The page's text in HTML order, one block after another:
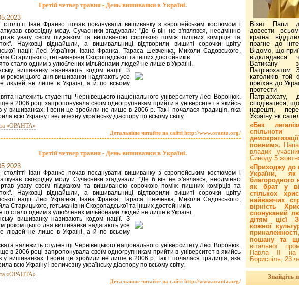
Третій четвер травня - День вишиванки в Україні.
Іван Франко почав поєднувати вишиванку з європейським костюмом і
своєрідну моду. Сучасники згадували: "Де б він не з'являвся, неодмінно
увагу своїм піджаком та вишиваною сорочкою поміж пишних комірців та
Науковці віднайшли, а вишивальниці відтворили вишиті сорочки цвіту
нації: Лесі Українки, Івана Франка, Тараса Шевченка, Миколи Садовського,
Старицького, гетьманівни Скоропадської та інших достойників.
стало одним з улюблених мільйонами людей не лише в Україні.
вишиванку називають кодом нації. З
роком цього дня вишиванки надягають усе
людей не лише в Україні, а й по всьому
належить студентці Чернівецького національного університету Лесі Воронюк.
в 2006 році запропонувала своїм одногрупникам прийти в університет в якийсь
у вишиванках. І вони це зробили не лише в 2006 р. Так і почалася традиція, яка
всю Україну і величезну українську діаспору по всьому світу.
«ОРАНТА»
Детальніше читайте на сайті http://www.oranta.org/
Третій четвер травня - День вишиванки в Україні.
Іван Франко почав поєднувати вишиванку з європейським костюмом і
своєрідну моду. Сучасники згадували: "Де б він не з'являвся, неодмінно
увагу своїм піджаком та вишиваною сорочкою поміж пишних комірців та
Науковці віднайшли, а вишивальниці відтворили вишиті сорочки цвіту
нації: Лесі Українки, Івана Франка, Тараса Шевченка, Миколи Садовського,
Старицького, гетьманівни Скоропадської та інших достойників.
стало одним з улюблених мільйонами людей не лише в Україні.
вишиванку називають кодом нації. З
роком цього дня вишиванки надягають усе
людей не лише в Україні, а й по всьому
належить студентці Чернівецького національного університету Лесі Воронюк.
в 2006 році запропонувала своїм одногрупникам прийти в університет в якийсь
у вишиванках. І вони це зробили не лише в 2006 р. Так і почалася традиція, яка
всю Україну і величезну українську діаспору по всьому світу.
«ОРАНТА»
Детальніше читайте на сайті http://www.oranta.org/
Візит Папи
довести
країна
прагне до
Відомо, що
відкладався
Ватикану
Патріархатом.
католиків
приїхав до
протести
сподіватися,
нарешті,
Україну як
«Без
повним».
владик
Синоду 5
«Приходжу до
України,
благородного
як брат у
стількох
найважчих
вірність
спонуканий
дітям цієї
кожної
пошану та
вітальної
Павла ІІ на
Бориспіль, 23
Знайдіть